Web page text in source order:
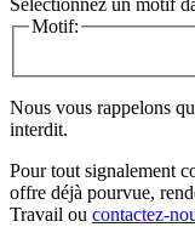
Motif:
Nous vous rappelons
interdit.
Pour tout signalement
offre déjà pourvue,
Travail ou contactez-